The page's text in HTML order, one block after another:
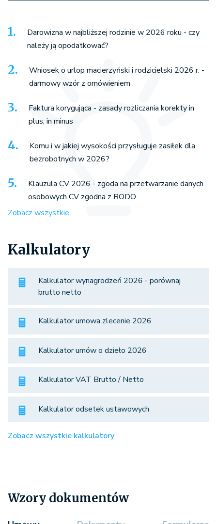
Darowizna w najbliższej rodzinie w 2026 roku - czy
należy ją opodatkować?
Wniosek o urlop macierzyński i rodzicielski 2026 r. -
darmowy wzór z omówieniem
Faktura korygująca - zasady rozliczania korekty in
plus, in minus
Komu i w jakiej wysokości przysługuje zasiłek dla
bezrobotnych w 2026?
Klauzula CV 2026 - zgoda na przetwarzanie danych
osobowych CV zgodna z RODO
Zobacz wszystkie
Kalkulatory
Kalkulator wynagrodzeń 2026 - porównaj
brutto netto
Kalkulator umowa zlecenie 2026
Kalkulator umów o dzieło 2026
Kalkulator VAT Brutto / Netto
Kalkulator odsetek ustawowych
Zobacz wszystkie kalkulatory
Wzory dokumentów